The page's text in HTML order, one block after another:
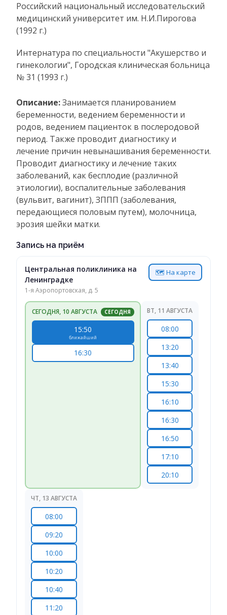
Российский национальный исследовательский
медицинский университет им. Н.И.Пирогова
(1992 г.)
Интернатура по специальности "Акушерство и
гинекологии", Городская клиническая больница
№ 31 (1993 г.)
Описание:Занимается планированием
беременности, ведением беременности и
родов, ведением пациенток в послеродовой
период. Также проводит диагностику и
лечение причин невынашивания беременности.
Проводит диагностику и лечение таких
заболеваний, как бесплодие (различной
этиологии), воспалительные заболевания
(вульвит, вагинит), ЗППП (заболевания,
передающиеся половым путем), молочница,
эрозия шейки матки.
Запись на приём
Центральная поликлиника на
Ленинградке
1-я Аэропортовская, д. 5
🗺 На карте
СЕГОДНЯ, 10 АВГУСТА СЕГОДНЯ
15:50
ближайший
16:30
ВТ, 11 АВГУСТА
08:00
13:20
13:40
15:30
16:10
16:30
16:50
17:10
20:10
ЧТ, 13 АВГУСТА
08:00
09:20
10:00
10:20
10:40
11:20